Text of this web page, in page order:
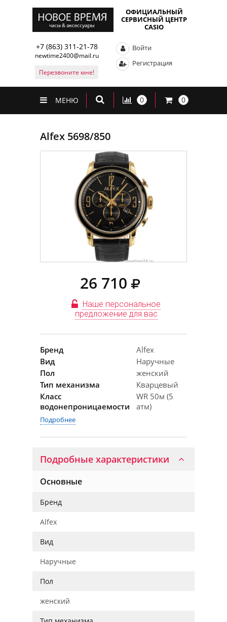
ОФИЦИАЛЬНЫЙ
СЕРВИСНЫЙ ЦЕНТР
CASIO
+7 (863) 311-21-78
newtime2400@mail.ru
Перезвоните мне!
Войти
Регистрация
МЕНЮ 0 0
Alfex 5698/850
26 710
Наше персональное
предложение для вас
Бренд
Alfex
Вид
Наручные
Пол
женский
Тип механизма
Кварцевый
Класс
водонепроницаемости
WR 50м (5
атм)
Подробнее
Подробные характеристики
Основные
Бренд
Alfex
Вид
Наручные
Пол
женский